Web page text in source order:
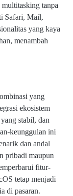
tanpa
Safari, Mail,
yang kaya
menambah
yang
ekosistem
stabil, dan
keunggulan ini
dan andal
pribadi maupun
fitur-
tetap menjadi
di pasaran.